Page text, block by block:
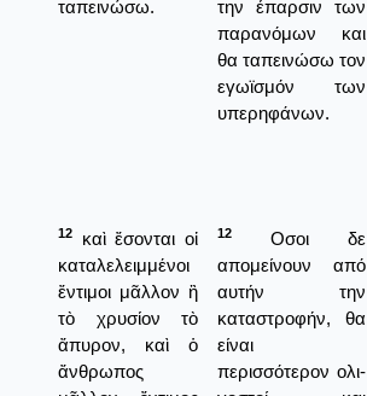
ταπεινώσω.
την έπαρσιν των
παρανόμων και
θα ταπεινώσω τον
εγωϊσμόν των
υπερηφάνων.
12
καὶ ἔσονται οἱ
καταλελειμμένοι
ἔντιμοι μᾶλλον ἢ
τὸ χρυσίον τὸ
ἄπυρον, καὶ ὁ
ἄνθρωπος
12
Οσοι δε
απομείνουν από
αυτήν την
καταστροφήν, θα
είναι
περισσότερον ολι-